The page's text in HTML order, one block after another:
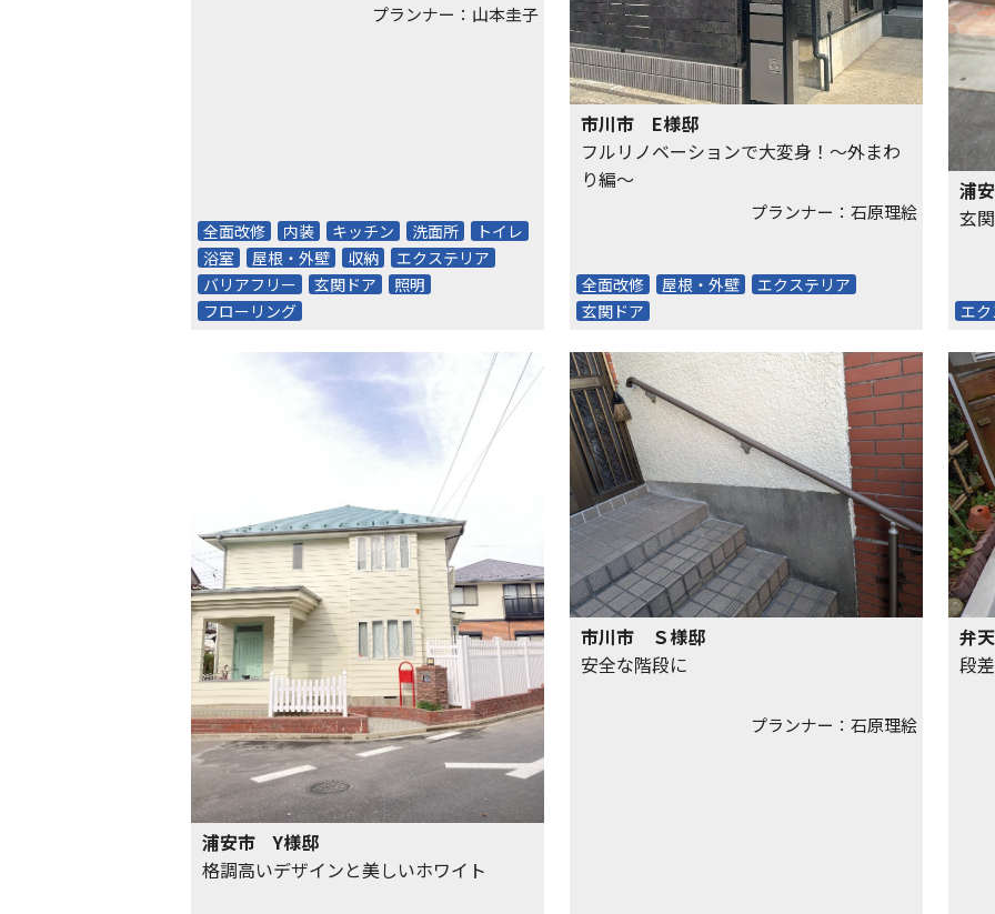
プランナー：山本圭子
全面改修 内装 キッチン 洗面所
トイレ
浴室
屋根・外壁 収納
エクステリア
バリアフリー
玄関ドア
照明
フローリング
市川市 E様邸
フルリノベーションで大変身！～外まわ
り編～
プランナー：石原理絵
全面改修 屋根・外壁
エクステリア
玄関ドア
浦
玄
エ
浦安市 Y様邸
格調高いデザインと美しいホワイト
市川市 Ｓ様邸
安全な階段に
プランナー：石原理絵
弁
段